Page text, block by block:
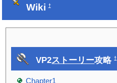
Wiki†
VP2ストーリー攻略†
Chapter1